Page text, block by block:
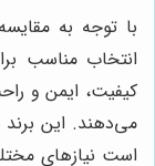
با توجه به
انتخاب مناسب
کیفیت، ایمن و
می‌دهند. این برند
است نیازهای